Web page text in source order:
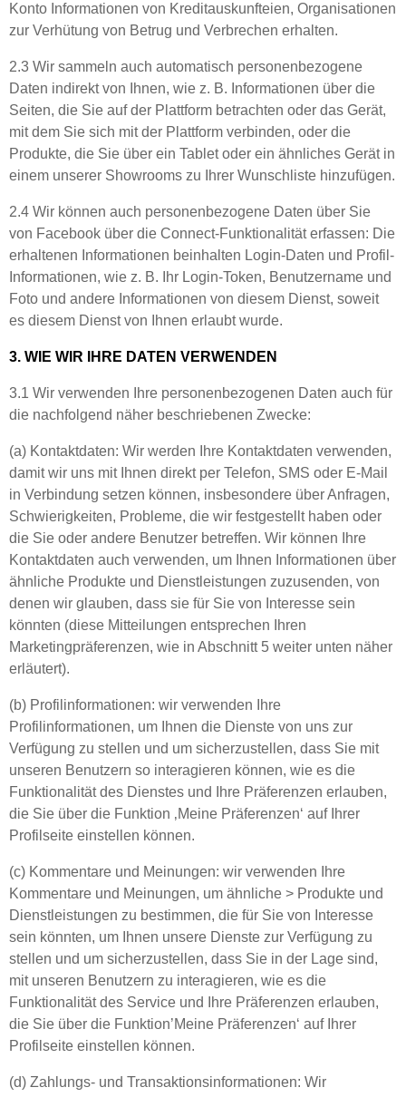
Konto Informationen von Kreditauskunfteien, Organisationen
zur Verhütung von Betrug und Verbrechen erhalten.
2.3 Wir sammeln auch automatisch personenbezogene
Daten indirekt von Ihnen, wie z. B. Informationen über die
Seiten, die Sie auf der Plattform betrachten oder das Gerät,
mit dem Sie sich mit der Plattform verbinden, oder die
Produkte, die Sie über ein Tablet oder ein ähnliches Gerät in
einem unserer Showrooms zu Ihrer Wunschliste hinzufügen.
2.4 Wir können auch personenbezogene Daten über Sie
von Facebook über die Connect-Funktionalität erfassen: Die
erhaltenen Informationen beinhalten Login-Daten und Profil-
Informationen, wie z. B. Ihr Login-Token, Benutzername und
Foto und andere Informationen von diesem Dienst, soweit
es diesem Dienst von Ihnen erlaubt wurde.
3. WIE WIR IHRE DATEN VERWENDEN
3.1 Wir verwenden Ihre personenbezogenen Daten auch für
die nachfolgend näher beschriebenen Zwecke:
(a) Kontaktdaten: Wir werden Ihre Kontaktdaten verwenden,
damit wir uns mit Ihnen direkt per Telefon, SMS oder E-Mail
in Verbindung setzen können, insbesondere über Anfragen,
Schwierigkeiten, Probleme, die wir festgestellt haben oder
die Sie oder andere Benutzer betreffen. Wir können Ihre
Kontaktdaten auch verwenden, um Ihnen Informationen über
ähnliche Produkte und Dienstleistungen zuzusenden, von
denen wir glauben, dass sie für Sie von Interesse sein
könnten (diese Mitteilungen entsprechen Ihren
Marketingpräferenzen, wie in Abschnitt 5 weiter unten näher
erläutert).
(b) Profilinformationen: wir verwenden Ihre
Profilinformationen, um Ihnen die Dienste von uns zur
Verfügung zu stellen und um sicherzustellen, dass Sie mit
unseren Benutzern so interagieren können, wie es die
Funktionalität des Dienstes und Ihre Präferenzen erlauben,
die Sie über die Funktion ‚Meine Präferenzen‘ auf Ihrer
Profilseite einstellen können.
(c) Kommentare und Meinungen: wir verwenden Ihre
Kommentare und Meinungen, um ähnliche > Produkte und
Dienstleistungen zu bestimmen, die für Sie von Interesse
sein könnten, um Ihnen unsere Dienste zur Verfügung zu
stellen und um sicherzustellen, dass Sie in der Lage sind,
mit unseren Benutzern zu interagieren, wie es die
Funktionalität des Service und Ihre Präferenzen erlauben,
die Sie über die Funktion’Meine Präferenzen‘ auf Ihrer
Profilseite einstellen können.
(d) Zahlungs- und Transaktionsinformationen: Wir